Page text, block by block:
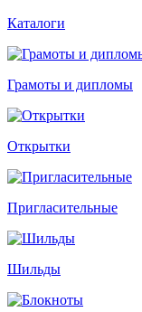
Каталоги
Грамоты и дипломы
Открытки
Пригласительные
Шильды